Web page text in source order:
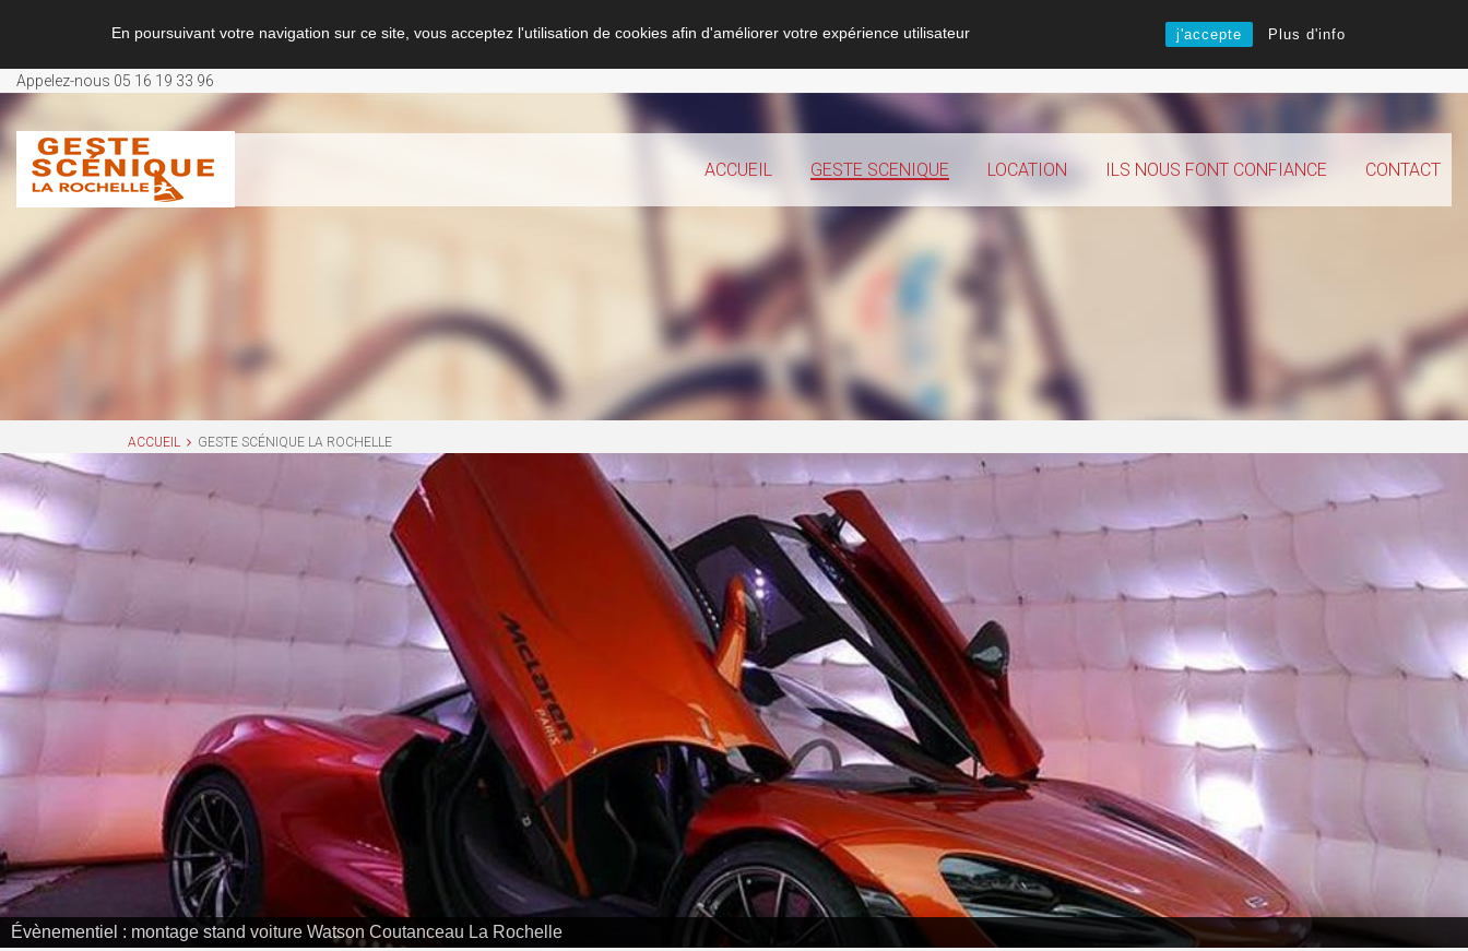
En poursuivant votre navigation sur ce site, vous acceptez l'utilisation de cookies afin d'améliorer votre expérience utilisateur j'accepte Plus d'info
k
i
t
t
e
n
Appelez-nous 05 16 19 33 96
ACCUEIL GESTE SCENIQUE LOCATION ILS NOUS FONT CONFIANCE CONTACT
ACCUEIL GESTE SCÉNIQUE LA ROCHELLE
G
E
S
T
E
S
C
É
N
I
Q
U
E
Évènementiel : montage stand voiture Watson Coutanceau La Rochelle